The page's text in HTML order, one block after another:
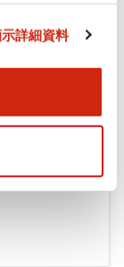
詳細資料